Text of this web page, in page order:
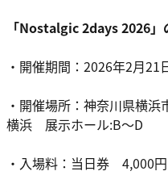
「Nostalgic 2days 2026」
・開催期間：2026年2月
・開催場所：神奈川県横
横浜 展示ホール:B〜D
・入場料：当日券 4,000円